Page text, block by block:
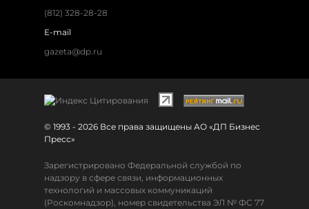
(812) 328-28-28
E-mail
gazeta@dp.ru
© 1993 - 2026 Все права защищены АО «ДП Бизнес
Пресс»
Зарегистрировано Федеральной службой по
надзору в сфере связи, информационных
технологий и массовых коммуникаций
(Роскомнадзор), номер свидетельства ЭЛ № ФС 77